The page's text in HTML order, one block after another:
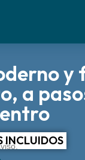
y
a
INCLUIDOS